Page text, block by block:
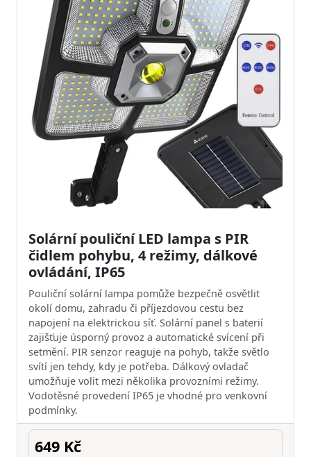
Solární pouliční LED lampa s PIR
čidlem pohybu, 4 režimy, dálkové
ovládání, IP65
Pouliční solární lampa pomůže bezpečně osvětlit
okolí domu, zahradu či příjezdovou cestu bez
napojení na elektrickou síť. Solární panel s baterií
zajišťuje úsporný provoz a automatické svícení při
setmění. PIR senzor reaguje na pohyb, takže světlo
svítí jen tehdy, kdy je potřeba. Dálkový ovladač
umožňuje volit mezi několika provozními režimy.
Vodotěsné provedení IP65 je vhodné pro venkovní
podmínky.
649 Kč